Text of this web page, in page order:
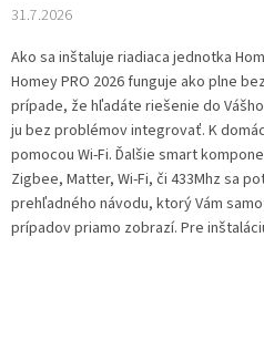
31.7.2026
Ako sa inštaluje riadiaca jednotka
Homey PRO 2026 funguje ako plne
prípade, že hľadáte riešenie do
ju bez problémov integrovať. K
pomocou Wi-Fi. Ďalšie smart
Zigbee, Matter, Wi-Fi, či 433Mhz sa
prehľadného návodu, ktorý Vám
prípadov priamo zobrazí. Pre